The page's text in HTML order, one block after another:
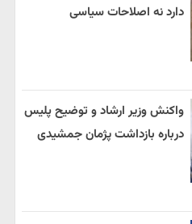
دارد نه اصلاحات سیاسی
واکنش وزیر ارشاد و توضیح پلیس
درباره بازداشت پژمان جمشیدی